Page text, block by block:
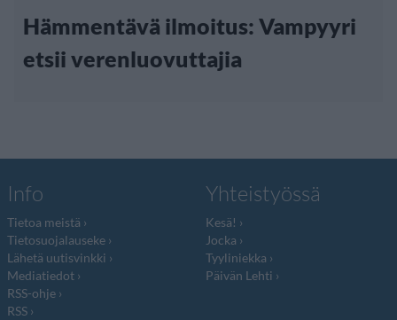
Hämmentävä ilmoitus: Vampyyri
etsii verenluovuttajia
Info
Tietoa meistä
Tietosuojalauseke
Lähetä uutisvinkki
Mediatiedot
RSS-ohje
RSS
Yhteistyössä
Kesä!
Jocka
Tyyliniekka
Päivän Lehti